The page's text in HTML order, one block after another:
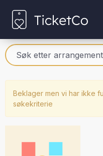
Beklager men vi har ikke
søkekriterie